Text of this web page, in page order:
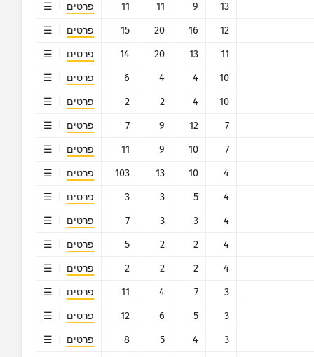
13
9
11
11
פרטים
12
16
20
15
פרטים
11
13
20
14
פרטים
10
4
4
6
פרטים
10
4
2
2
פרטים
7
12
9
7
פרטים
7
10
9
11
פרטים
4
10
13
103
פרטים
4
5
3
3
פרטים
4
3
3
7
פרטים
4
2
2
5
פרטים
4
2
2
2
פרטים
3
7
4
11
פרטים
3
5
6
12
פרטים
3
4
5
8
פרטים